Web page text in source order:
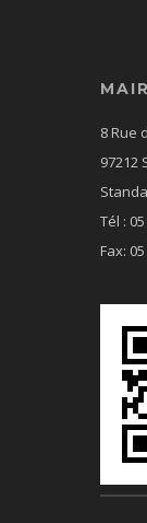
8 Rue
97212
Tél :
Fax: